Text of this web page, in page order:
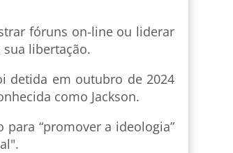
fóruns on-line ou liderar
libertação.
detida em outubro de 2024
como Jackson.
“promover a ideologia”